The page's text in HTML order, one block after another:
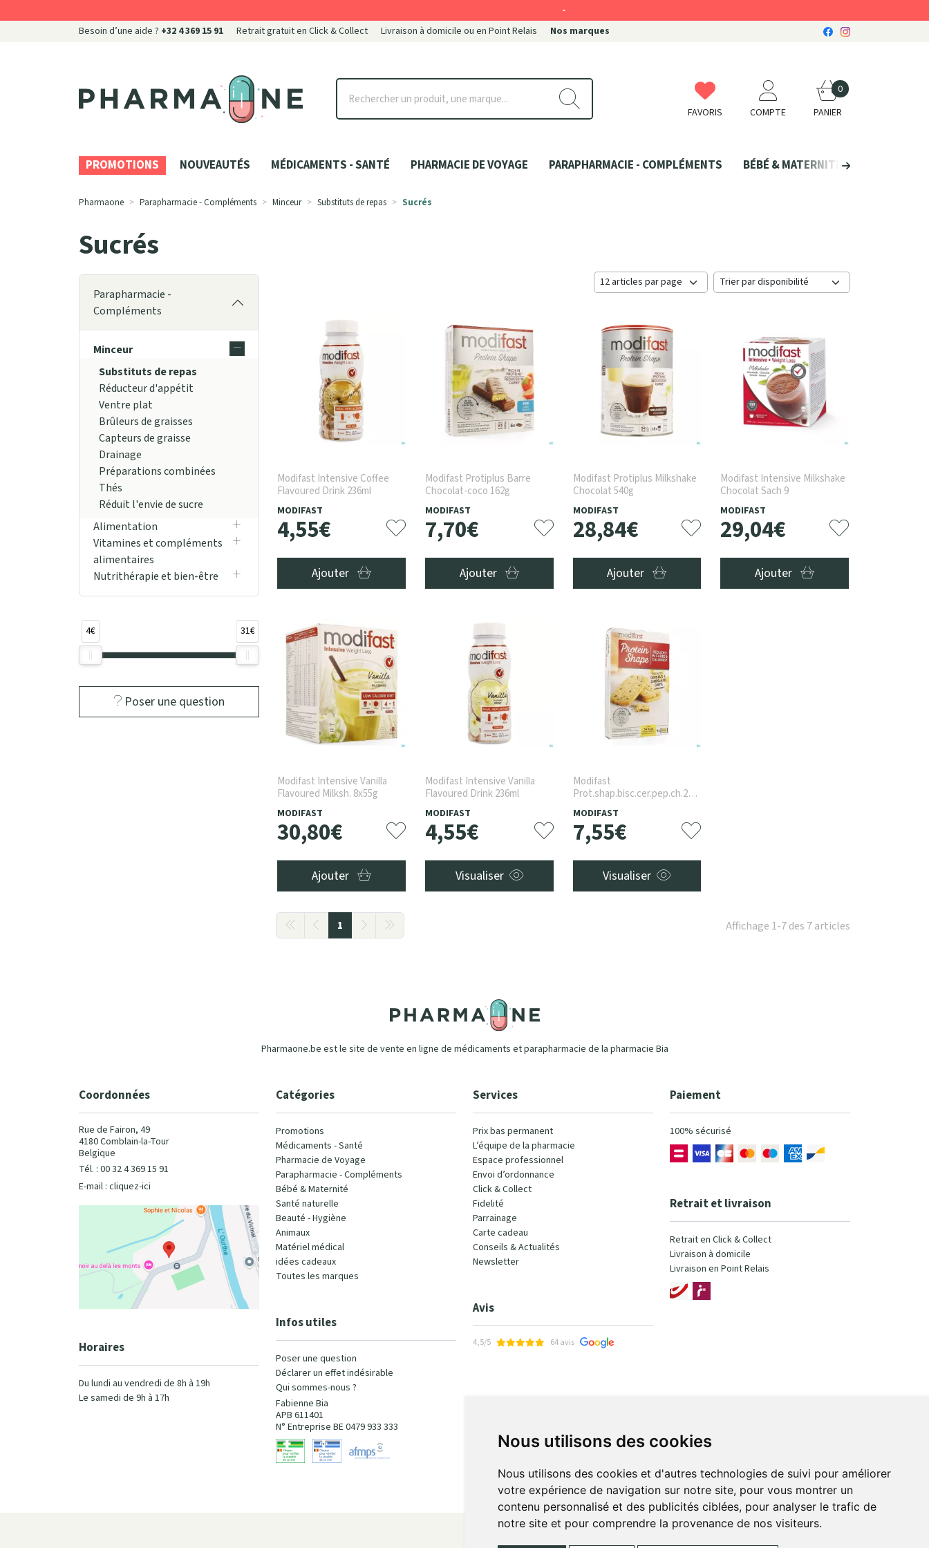
Nous utilisons des cookies
Nous utilisons des cookies et d'autres technologies de suivi pour améliorer
votre expérience de navigation sur notre site, pour vous montrer un
contenu personnalisé et des publicités ciblées, pour analyser le trafic de
notre site et pour comprendre la provenance de nos visiteurs.
Besoin d’une aide ? +32 4 369 15 91 Retrait gratuit en Click & Collect Livraison à domicile ou en Point Relais Nos marques
Pharmaone Votre pharmacie en ligne à votre service FAVORIS COMPTE PANIER
0
PROMOTIONS NOUVEAUTÉS MÉDICAMENTS - SANTÉ PHARMACIE DE VOYAGE PARAPHARMACIE - COMPLÉMENTS BÉBÉ & MATERNITÉ
Pharmaone Parapharmacie - Compléments Minceur Substituts de repas Sucrés
Sucrés
Modifast Intensive Coffee
Flavoured Drink 236ml
MODIFAST
4,55€
Ajouter
Modifast Protiplus Barre
Chocolat-coco 162g
MODIFAST
7,70€
Ajouter
Modifast Protiplus Milkshake
Chocolat 540g
MODIFAST
28,84€
Ajouter
Modifast Intensive Milkshake
Chocolat Sach 9
MODIFAST
29,04€
Ajouter
Modifast Intensive Vanilla
Flavoured Milksh. 8x55g
MODIFAST
30,80€
Ajouter
Modifast Intensive Vanilla
Flavoured Drink 236ml
MODIFAST
4,55€
Visualiser
Modifast
Prot.shap.bisc.cer.pep.ch.200g
MODIFAST
7,55€
Visualiser
Affichage 1-7 des 7 articles
1
Parapharmacie -
Compléments
Minceur
Substituts de repas
Réducteur d'appétit
Ventre plat
Brûleurs de graisses
Capteurs de graisse
Drainage
Préparations combinées
Thés
Réduit l'envie de sucre
Alimentation
Vitamines et compléments
alimentaires
Nutrithérapie et bien-être
4€ 31€
Poser une question
Pharmaone.be est le site de vente en ligne de médicaments et parapharmacie de la pharmacie Bia
Coordonnées
Rue de Fairon, 49
4180 Comblain-la-Tour
Belgique
Tél. : 00 32 4 369 15 91
E-mail : cliquez-ici
Horaires
Du lundi au vendredi de 8h à 19h
Le samedi de 9h à 17h
Catégories
Promotions
Médicaments - Santé
Pharmacie de Voyage
Parapharmacie - Compléments
Bébé & Maternité
Santé naturelle
Beauté - Hygiène
Animaux
Matériel médical
idées cadeaux
Toutes les marques
Infos utiles
Poser une question
Déclarer un effet indésirable
Qui sommes-nous ?
Fabienne Bia
APB 611401
N° Entreprise BE 0479 933 333
Services
Prix bas permanent
L’équipe de la pharmacie
Espace professionnel
Envoi d’ordonnance
Click & Collect
Fidelité
Parrainage
Carte cadeau
Conseils & Actualités
Newsletter
Avis
4,5/5 64 avis
Paiement
100% sécurisé
Retrait et livraison
Retrait en Click & Collect
Livraison à domicile
Livraison en Point Relais